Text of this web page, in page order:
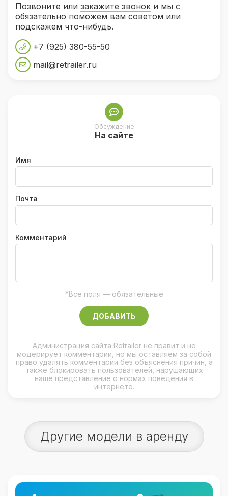
Позвоните или закажите звонок и мы с
обязательно поможем вам советом или
подскажем что-нибудь.
+7 (925) 380-55-50
mail@retrailer.ru
Обсуждение
На сайте
Имя
Почта
Комментарий
*Все поля — обязательные
ДОБАВИТЬ
Администрация сайта Retrailer не правит и не
модерирует комментарии, но мы оставляем за собой
право удалять комментарии без объяснения причин, а
также блокировать пользователей, нарушающих
наше представление о нормах поведения в
интернете.
Другие модели в аренду